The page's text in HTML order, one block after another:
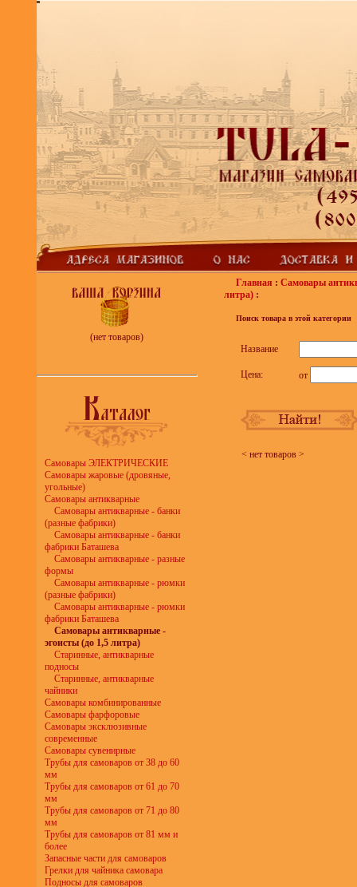
(нет товаров)
Самовары ЭЛЕКТРИЧЕСКИЕ
Самовары жаровые (дровяные,
угольные)
Самовары антикварные
Самовары антикварные - банки
(разные фабрики)
Самовары антикварные - банки
фабрики Баташева
Самовары антикварные - разные
формы
Самовары антикварные - рюмки
(разные фабрики)
Самовары антикварные - рюмки
фабрики Баташева
Самовары антикварные -
эгоисты (до 1,5 литра)
Старинные, антикварные
подносы
Старинные, антикварные
чайники
Самовары комбинированные
Самовары фарфоровые
Самовары эксклюзивные
современные
Самовары сувенирные
Трубы для самоваров от 38 до 60
мм
Трубы для самоваров от 61 до 70
мм
Трубы для самоваров от 71 до 80
мм
Трубы для самоваров от 81 мм и
более
Запасные части для самоваров
Грелки для чайника самовара
Подносы для самоваров
Главная : Самовары
литра) :
Поиск товара в этой категории
Название
Цена: от
< нет товаров >